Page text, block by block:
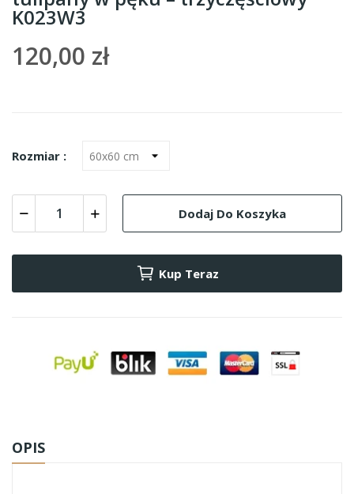
K023W3
120,00 zł
Rozmiar :
Dodaj Do Koszyka
Kup Teraz
OPIS